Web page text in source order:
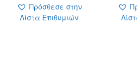
Πρόσθεσε στην
Λίστα Επιθυμιών